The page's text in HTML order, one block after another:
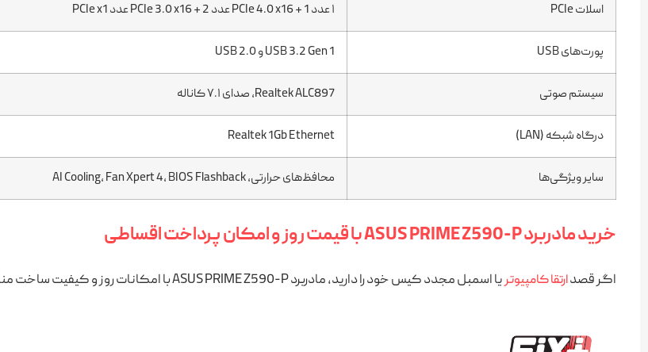
اسلات PCIe ۱ عدد PCIe 4.0 x16 + 1 عدد PCIe 3.0 x16 + 2 عدد PCIe x1
پورت‌های USB USB 3.2 Gen 1 و USB 2.0
سیستم صوتی Realtek ALC897، صدای ۷.۱ کاناله
درگاه شبکه (LAN) Realtek 1Gb Ethernet
سایر ویژگی‌ها محافظ‌های حرارتی، AI Cooling، Fan Xpert 4، BIOS Flashback
خرید مادربرد ASUS PRIME Z590-P با قیمت روز و امکان پرداخت اقساطی
اگر قصدارتقا کامپیوتریا اسمبل مجدد کیس خود را دارید، مادربرد ASUS PRIME Z590-P با امکانات روز و کیفیت ساخت مناسب می‌تواند انتخابی مطمئن باشد.